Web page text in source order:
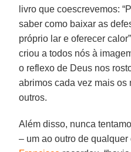
livro que coescrevemos:
saber como baixar as
próprio lar e oferecer
criou a todos nós à
o reflexo de Deus nos
abrimos cada vez mais
outros.
Além disso, nunca
– um ao outro de